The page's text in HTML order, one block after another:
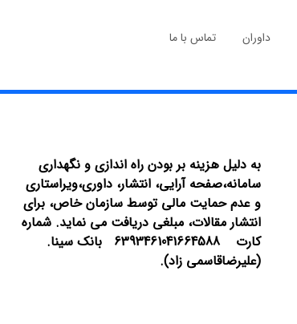
داوران تماس با ما
به دلیل هزینه بر بودن راه اندازی و نگهداری
سامانه،صفحه آرایی، انتشار، داوری،ویراستاری
و عدم حمایت مالی توسط سازمان خاص، برای
انتشار مقالات، مبلغی دریافت می نماید. شماره
کارت 6393461041664588 بانک سینا.
(علیرضاقاسمی زاد).